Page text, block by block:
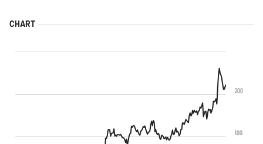
100
200